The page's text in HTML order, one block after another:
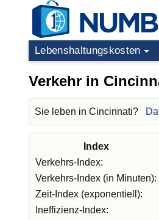
Lebenshaltungskosten
Verkehr in
Sie leben in Cincinnati?
Index
Verkehrs-Index:
Verkehrs-Index (in Minuten):
Zeit-Index (exponentiell):
Ineffizienz-Index: